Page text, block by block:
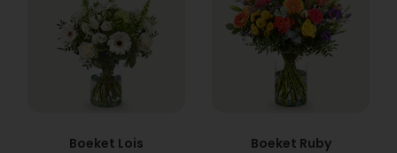
Boeket Lois Boeket Ruby